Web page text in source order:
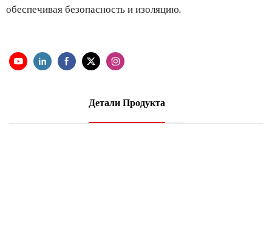
обеспечивая безопасность и изоляцию.
Детали Продукта